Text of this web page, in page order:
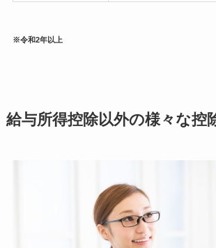
※令和2年以上
給与所得控除以外の様々な控